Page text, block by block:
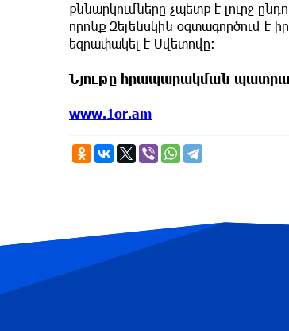
քննարկումները չպետք է լուրջ
որոնք Զելենսկին օգտագործում է
եզրափակել է Սվետովը։
Նյութը հրապարակման
www.1or.am